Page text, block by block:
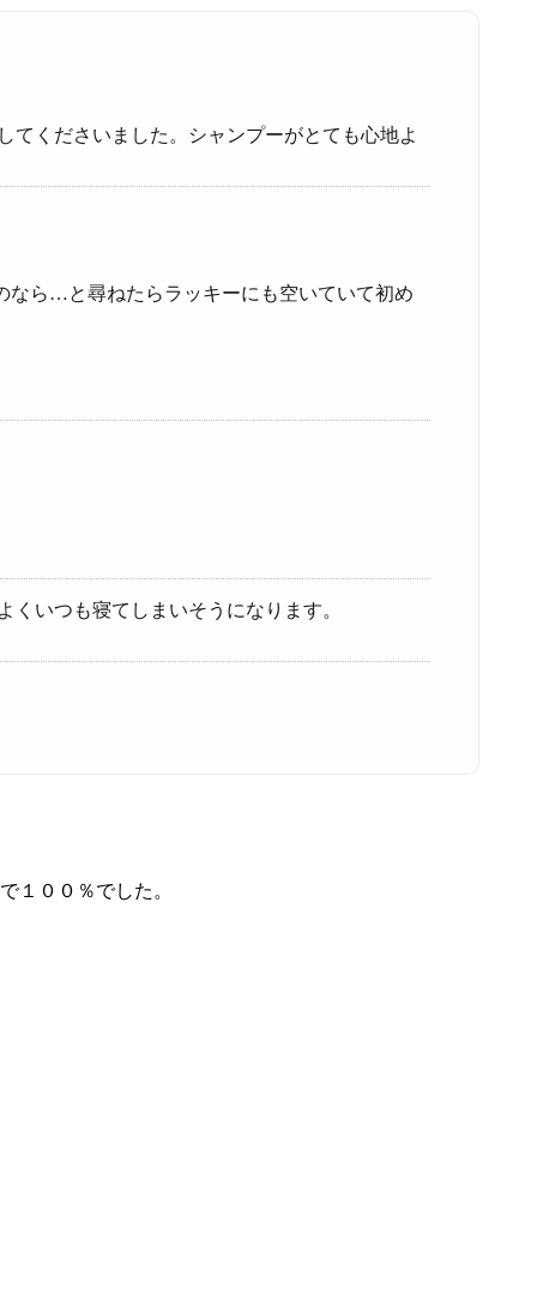
てくださいました。シャンプーがとても心地よ
なら…と尋ねたらラッキーにも空いていて初め
いつも寝てしまいそうになります。
１００％でした。